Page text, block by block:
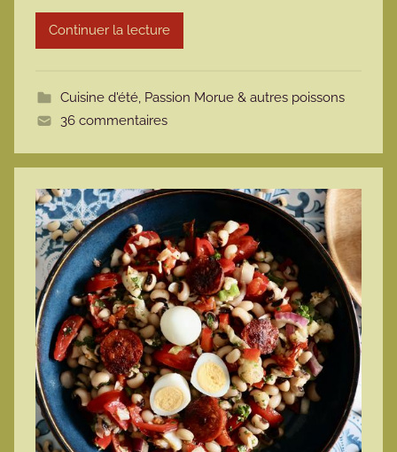
r
t
Continuer la lecture
Cuisine d'été, Passion Morue & autres poissons
36 commentaires